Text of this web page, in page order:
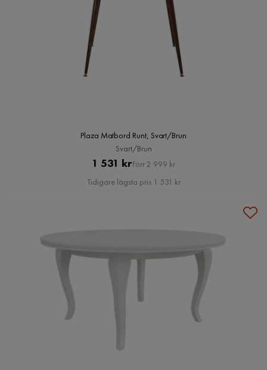
Plaza Matbord Runt, Svart/Brun
Svart/Brun
Pris
1 531 krOriginal
Pris
Förr 2 999 kr
Tidigare lägsta pris 1 531 kr